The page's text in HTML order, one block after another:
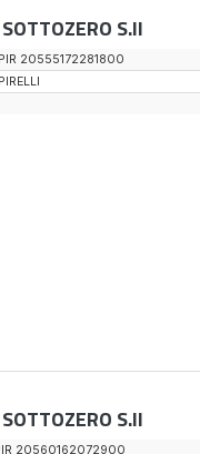
S.II
PIR 20555172281800
PIRELLI
S.II
20560162072900